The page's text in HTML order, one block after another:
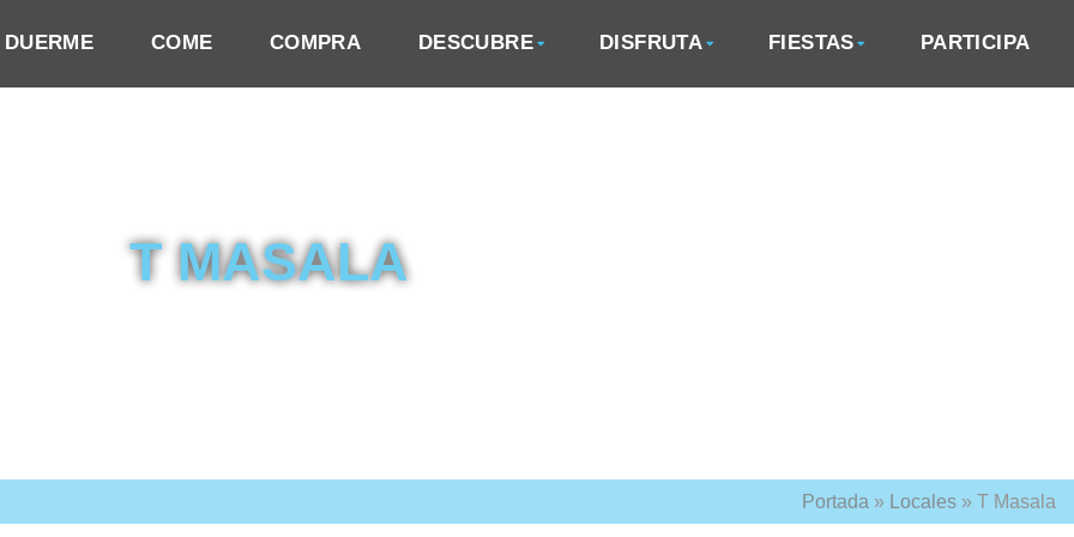
DUERME COME COMPRA DESCUBRE DISFRUTA FIESTAS PARTICIPA
T MASALA
Portada » Locales » T Masala